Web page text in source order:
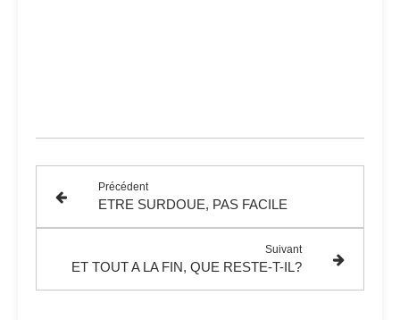
Précédent
ETRE SURDOUE, PAS FACILE
Suivant
ET TOUT A LA FIN, QUE RESTE-T-IL?